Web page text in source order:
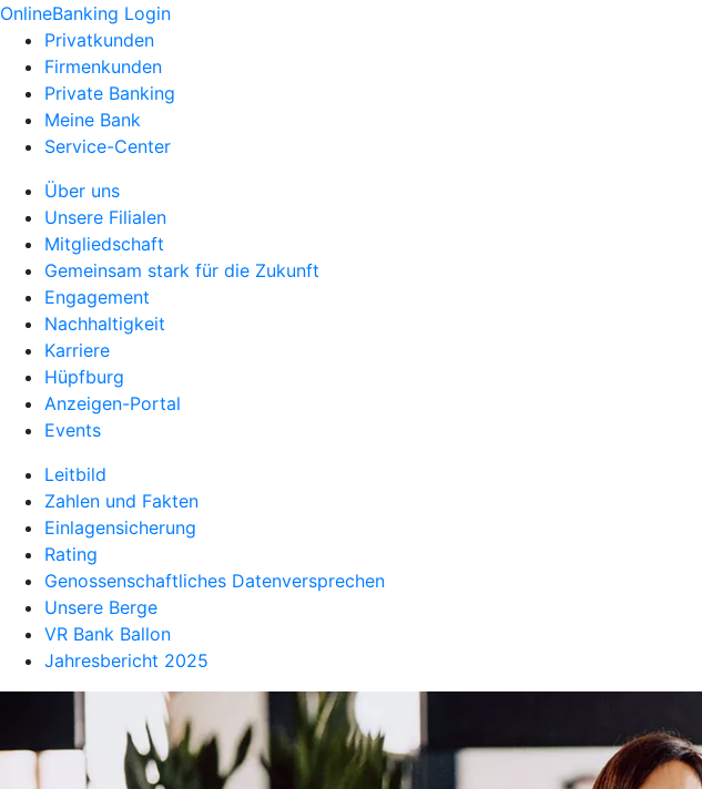
OnlineBanking Login
Privatkunden
Firmenkunden
Private Banking
Meine Bank
Service-Center
Über uns
Unsere Filialen
Mitgliedschaft
Gemeinsam stark für die Zukunft
Engagement
Nachhaltigkeit
Karriere
Hüpfburg
Anzeigen-Portal
Events
Leitbild
Zahlen und Fakten
Einlagensicherung
Rating
Genossenschaftliches Datenversprechen
Unsere Berge
VR Bank Ballon
Jahresbericht 2025